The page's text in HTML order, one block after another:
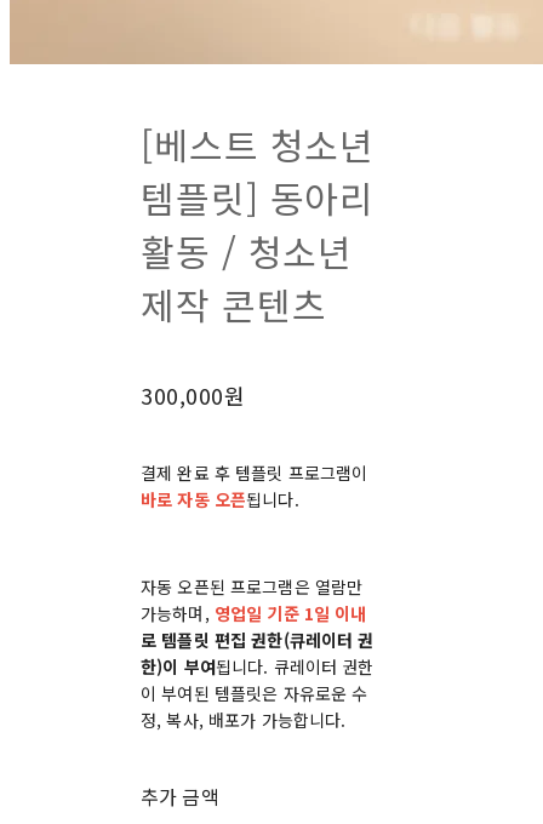
[베스트 청소년
템플릿] 동아리
활동 / 청소년
제작 콘텐츠
300,000원
결제 완료 후 템플릿 프로그램이
바로 자동 오픈됩니다.
자동 오픈된 프로그램은 열람만
가능하며, 영업일 기준 1일 이내
로 템플릿 편집 권한(큐레이터 권
한)이 부여됩니다. 큐레이터 권한
이 부여된 템플릿은 자유로운 수
정, 복사, 배포가 가능합니다.
추가 금액